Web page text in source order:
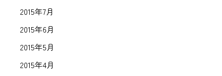
2015年7月
2015年6月
2015年5月
2015年4月